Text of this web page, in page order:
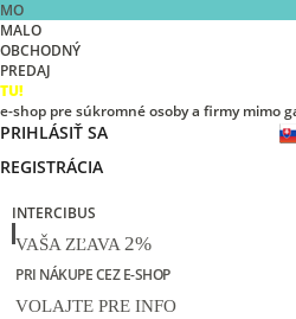
MO
MALO
OBCHODNÝ
PREDAJ
TU!
e-shop pre súkromné osoby a firmy mimo
PRIHLÁSIŤ SA
REGISTRÁCIA
INTERCIBUS
VAŠA ZĽAVA 2%
PRI NÁKUPE CEZ E-SHOP
VOLAJTE PRE INFO